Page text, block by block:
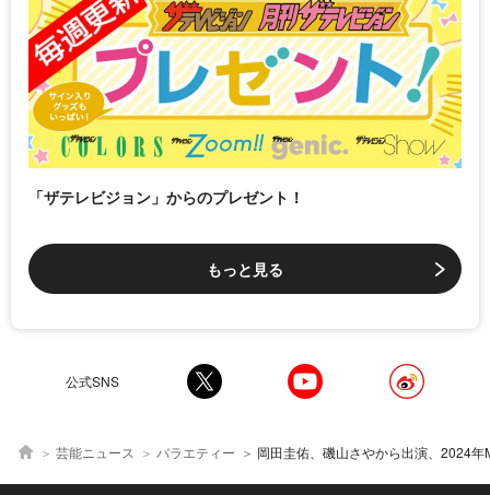
「ザテレビジョン」からのプレゼント！
もっと見る
公式SNS
芸能ニュース バラエティー 岡田圭佑、磯山さやから出演、2024年MLB予習番組「FAN FUN MLB」全10回